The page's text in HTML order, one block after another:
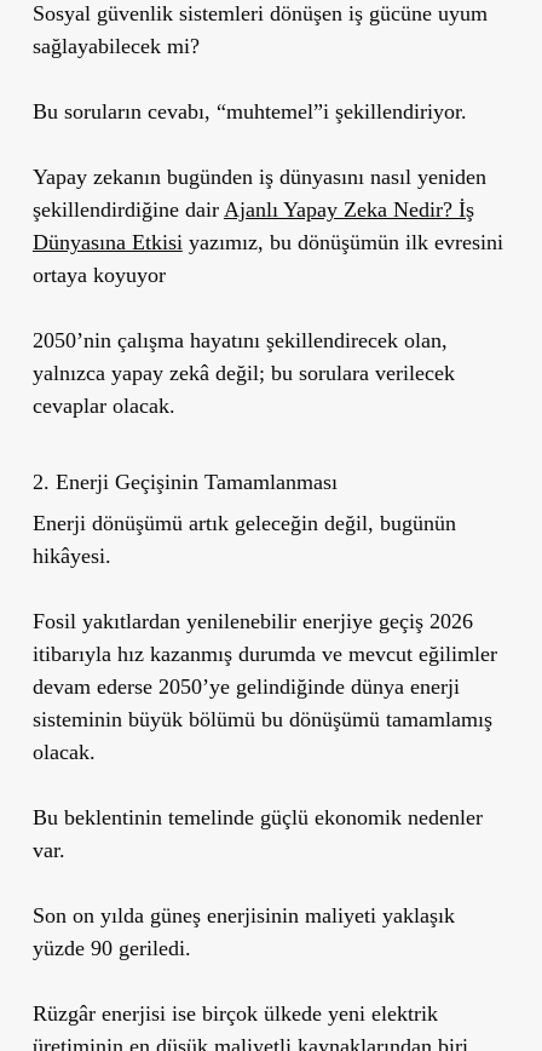
Sosyal güvenlik sistemleri dönüşen iş gücüne uyum
sağlayabilecek mi?
Bu soruların cevabı, “muhtemel”i şekillendiriyor.
Yapay zekanın bugünden iş dünyasını nasıl yeniden
şekillendirdiğine dair Ajanlı Yapay Zeka Nedir? İş
Dünyasına Etkisiyazımız, bu dönüşümün ilk evresini
ortaya koyuyor
2050’nin çalışma hayatını şekillendirecek olan,
yalnızca yapay zekâ değil; bu sorulara verilecek
cevaplar olacak.
2. Enerji Geçişinin Tamamlanması
Enerji dönüşümü artık geleceğin değil, bugünün
hikâyesi.
Fosil yakıtlardan yenilenebilir enerjiye geçiş 2026
itibarıyla hız kazanmış durumda ve mevcut eğilimler
devam ederse 2050’ye gelindiğinde dünya enerji
sisteminin büyük bölümü bu dönüşümü tamamlamış
olacak.
Bu beklentinin temelinde güçlü ekonomik nedenler
var.
Son on yılda güneş enerjisinin maliyeti yaklaşık
yüzde 90 geriledi.
Rüzgâr enerjisi ise birçok ülkede yeni elektrik